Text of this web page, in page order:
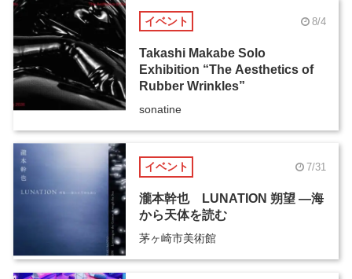
イベント 8/4
Takashi Makabe Solo
Exhibition “The Aesthetics of
Rubber Wrinkles”
sonatine
イベント 7/31
瀧本幹也 LUNATION 朔望 ―海
から天体を読む
茅ヶ崎市美術館